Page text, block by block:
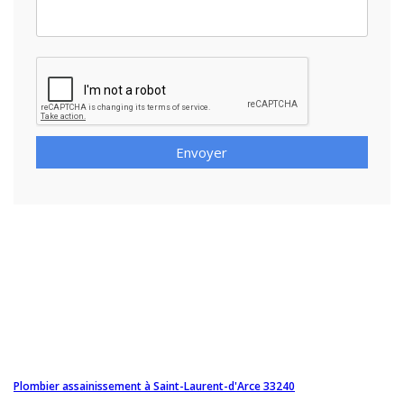
Envoyer
Plombier assainissement à Saint-Laurent-d'Arce 33240